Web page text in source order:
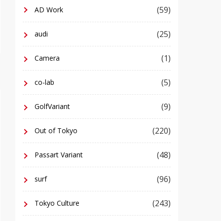
AD Work (59)
audi (25)
Camera (1)
co-lab (5)
GolfVariant (9)
Out of Tokyo (220)
Passart Variant (48)
surf (96)
Tokyo Culture (243)